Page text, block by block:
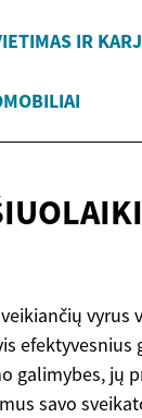
IR
vyrus
efektyvesnius
galimybes, jų
savo